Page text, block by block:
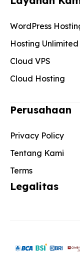
WordPress
Hosting Unlimited
Cloud VPS
Cloud Hosting
Perusahaan
Privacy Policy
Tentang Kami
Terms
Legalitas